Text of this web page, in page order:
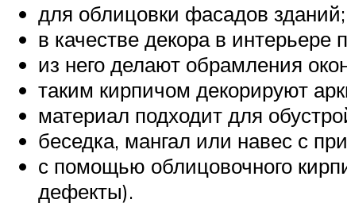
для облицовки фасадов зданий;
в качестве декора в
из него делают обрамления
таким кирпичом декорируют
материал подходит для
беседка, мангал или навес с
с помощью облицовочного
дефекты).